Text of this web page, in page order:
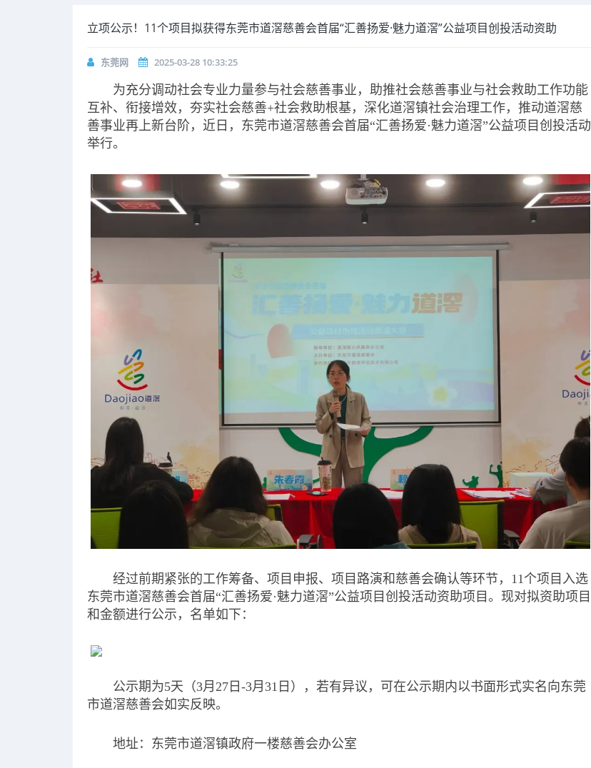
立项公示！11个项目拟获得东莞市道滘慈善会首届“汇善扬爱·魅力道滘”公益项目创投活动资助
东莞网 2025-03-28 10:33:25
为充分调动社会专业力量参与社会慈善事业，助推社会慈善事业与社会救助工作功能
互补、衔接增效，夯实社会慈善+社会救助根基，深化道滘镇社会治理工作，推动道滘慈
善事业再上新台阶，近日，东莞市道滘慈善会首届“汇善扬爱·魅力道滘”公益项目创投活动
举行。
经过前期紧张的工作筹备、项目申报、项目路演和慈善会确认等环节，11个项目入选
东莞市道滘慈善会首届“汇善扬爱·魅力道滘”公益项目创投活动资助项目。现对拟资助项目
和金额进行公示，名单如下：
公示期为5天（3月27日-3月31日），若有异议，可在公示期内以书面形式实名向东莞
市道滘慈善会如实反映。
地址：东莞市道滘镇政府一楼慈善会办公室